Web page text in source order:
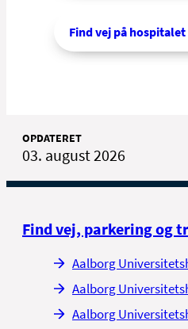
Find vej på hospitalet
OPDATERET
03. august 2026
Find vej, parkering og
Aalborg
Aalborg
Aalborg